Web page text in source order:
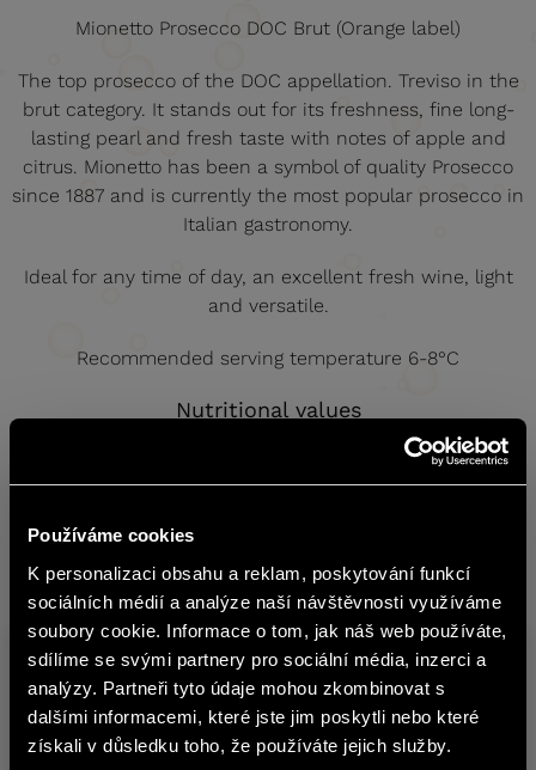
Používáme cookies
K personalizaci obsahu a reklam, poskytování funkcí
sociálních médií a analýze naší návštěvnosti využíváme
soubory cookie. Informace o tom, jak náš web používáte,
sdílíme se svými partnery pro sociální média, inzerci a
analýzy. Partneři tyto údaje mohou zkombinovat s
dalšími informacemi, které jste jim poskytli nebo které
získali v důsledku toho, že používáte jejich služby.
Mionetto Prosecco DOC Brut (Orange label)
The top prosecco of the DOC appellation. Treviso in the
brut category. It stands out for its freshness, fine long-
lasting pearl and fresh taste with notes of apple and
citrus. Mionetto has been a symbol of quality Prosecco
since 1887 and is currently the most popular prosecco in
Italian gastronomy.
Ideal for any time of day, an excellent fresh wine, light
and versatile.
Recommended serving temperature 6-8°C
Nutritional values
Acids (g/l) 5.5-6.5
Product
Warehouse
no.
MIONETTO PROSECCO DOC BRUT
6775300
čeština
The content of BOHEMIA SEKT website
is not suitable for people under 18
years of age.